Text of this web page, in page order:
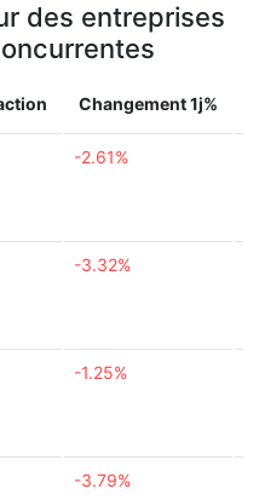
des entreprises
Changement 1j%
-2.61%
-3.32%
-1.25%
-3.79%